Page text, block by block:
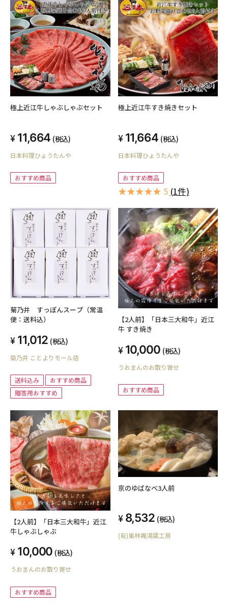
極上近江牛しゃぶしゃぶセット
11,664 (税込)
日本料理ひょうたんや
おすすめ商品
極上近江牛すき焼きセット
11,664 (税込)
日本料理ひょうたんや
おすすめ商品
★★★★★ 5 (1件)
菊乃井 すっぽんスープ（常温
便：送料込）
11,012 (税込)
菊乃井 ことよりモール店
送料込み
おすすめ商品
贈答用おすすめ
【2人前】「日本三大和牛」近江
牛 すき焼き
10,000 (税込)
うおまんのお取り寄せ
おすすめ商品
【2人前】「日本三大和牛」近江
牛しゃぶしゃぶ
10,000 (税込)
うおまんのお取り寄せ
おすすめ商品
京のゆばなべ3人前
8,532 (税込)
(有)巣林庵湯葉工房